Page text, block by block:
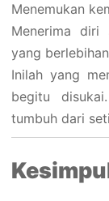
Menemukan
Menerima diri
yang berlebihan
Inilah yang
begitu
tumbuh dari